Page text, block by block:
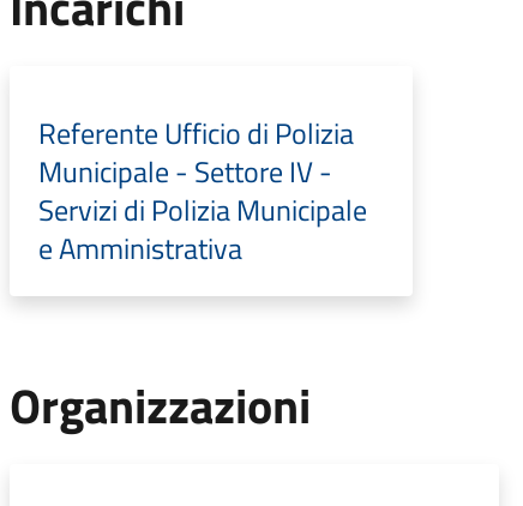
Referente Ufficio di Polizia
Municipale - Settore IV -
Servizi di Polizia Municipale
e Amministrativa
Organizzazioni